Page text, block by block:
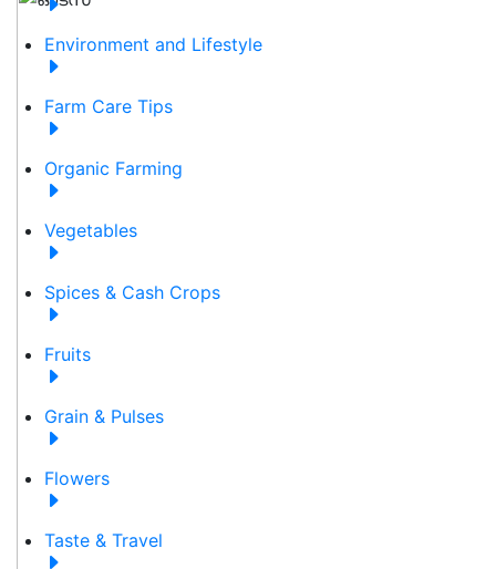
Environment and Lifestyle
Farm Care Tips
Organic Farming
Vegetables
Spices & Cash Crops
Fruits
Grain & Pulses
Flowers
Taste & Travel